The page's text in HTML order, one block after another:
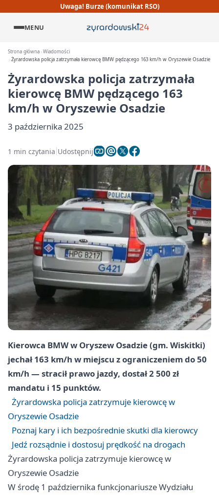
Uwaga! Burze (komunikat RSO)
MENU
Strona główna Wiadomości
Żyrardowska policja zatrzymała kierowcę BMW pędzącego 163 km/h w Oryszewie Osadzie
Żyrardowska policja zatrzymała
kierowcę BMW pędzącego 163
km/h w Oryszewie Osadzie
3 października 2025
1 min czytania Udostępnij
Kierowca BMW w Oryszew Osadzie (gm. Wiskitki)
jechał 163 km/h w miejscu z ograniczeniem do 50
km/h — stracił prawo jazdy, dostał 2 500 zł
mandatu i 15 punktów.
Żyrardowska policja zatrzymuje kierowcę w
Oryszewie Osadzie
Poznaj kary i ich bezpośrednie skutki dla kierowcy
Jedź rozsądnie i dostosuj prędkość na drogach
Żyrardowska policja zatrzymuje kierowcę w
Oryszewie Osadzie
W środę 1 października funkcjonariusze Wydziału